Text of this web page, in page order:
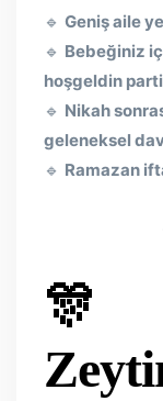
🔹 Geniş aile
🔹 Bebeğiniz
hoşgeldin
🔹 Nikah
geleneksel
🔹 Ramazan
🎊